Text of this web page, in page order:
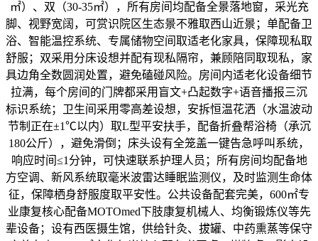
㎡）、双（30-35㎡），所有房间均配备全景落地窗，采光充
脚、视野宽阔，可赏识院区生态景不雅取西山近景；单配备卫
浴、智能温控系统、专属储物空间取适老化家具，保障现私取
舒服；双采用分床设想并配有现私隔帘，兼顾陪同取现私，家
具边角全数圆润处置，避免磕碰风险。房间内适老化设备细节
拉满，每个房间的门牌都采用盲文+凸起数字+语音播报三沉
标识系统；卫生间采用零高差设想，安拆恒温花洒（水温波动
节制正在±1℃以内）取L型平安扶手，配备折叠帮浴椅（承沉
180公斤），避免滑倒；床头设有全笼盖一键告急呼叫系统，
响应时间≤1分钟，可快速联系护理人员；所有房间均配备地
方空调、新风系统取毫米波雷达睡眠监测仪，及时监测生命体
征，保障栖身舒服度取平安性。公共设备配套完美，600㎡专
业康复核心配备MOTOmed下肢康复机械人、均衡锻炼仪等先
辈设备；设有西医摄生馆，供给针灸、拔罐、中药熏蒸等保守